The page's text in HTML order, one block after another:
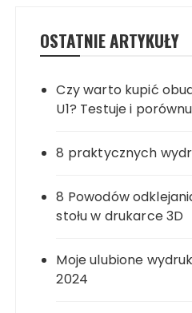
OSTATNIE ARTYKUŁY
Czy warto kupić
U1? Testuje i
8 praktycznych
8 Powodów
stołu w drukarce 3D
Moje ulubione
2024